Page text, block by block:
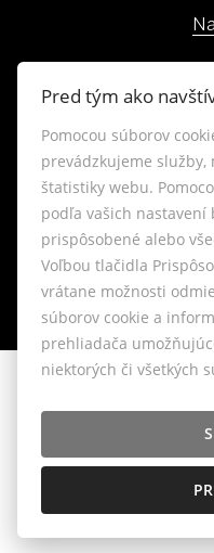
Belániková 6,
Pred tým ako
Pomocou súborov
prevádzkujeme služby,
štatistiky webu.
podľa vašich nastavení
prispôsobené alebo
Voľbou tlačidla
vrátane možnosti
súborov cookie a
prehliadača
niektorých či všetkých